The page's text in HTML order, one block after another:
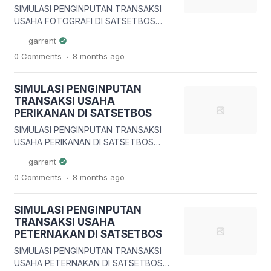
aksesoris handphone memiliki pangsa
pasar yang luas dan menyasar
SIMULASI PENGINPUTAN TRANSAKSI
USAHA FOTOGRAFI DI SATSETBOS
merupakan salah satu jenis usaha jasa
kreatif yang terus berkembang seiring
maupun komersial. Jasa fotografi kini
banyak dibutuhkan untuk berbagai
acara seperti pernikahan, wisuda,
ulang tahun, prewedding, produk
UMKM, hingga konten media sosial dan
garrent
0 Comments . 8 months ago
SIMULASI PENGINPUTAN
TRANSAKSI USAHA
PERIKANAN DI SATSETBOS
SIMULASI PENGINPUTAN TRANSAKSI
USAHA PERIKANAN DI SATSETBOS
merupakan salah satu sektor strategis
dalam perekonomian Indonesia.
perikanan, baik perikanan budidaya
maupun perikanan tangkap. Usaha
perikanan mencakup berbagai
kegiatan, seperti budidaya ikan air
tawar, air payau, dan air laut,
garrent
0 Comments . 8 months ago
SIMULASI PENGINPUTAN
TRANSAKSI USAHA
PETERNAKAN DI SATSETBOS
SIMULASI PENGINPUTAN TRANSAKSI
USAHA PETERNAKAN DI SATSETBOS